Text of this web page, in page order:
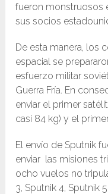
fueron monstruosos
sus socios
De esta manera, los
espacial se
esfuerzo militar
Guerra Fría. En
enviar el primer
casi 84 kg) y el
El envío de Sputnik
enviar las misiones
ocho vuelos no
3, Sputnik 4, Sputnik